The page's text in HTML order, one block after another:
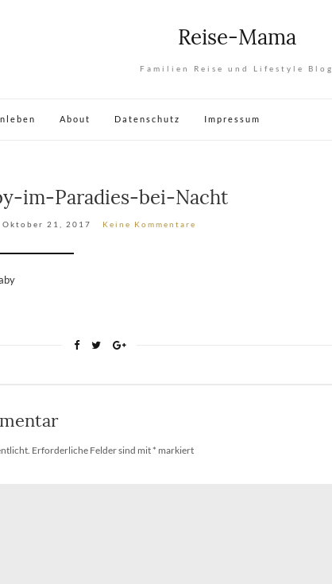
Reise-Mama
Familien Reise und Lifestyle Blog
About Datenschutz Impressum
im-Paradies-bei-Nacht
Oktober 21, 2017 Keine Kommentare
Erforderliche Felder sind mit * markiert